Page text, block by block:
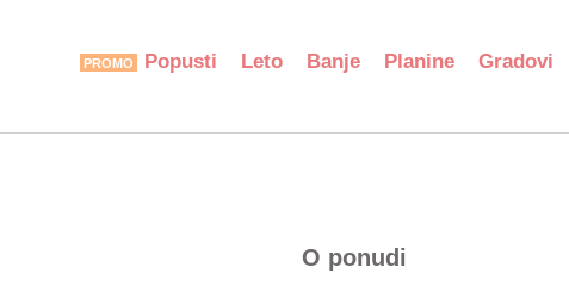
Popusti Leto Banje Planine Gradovi
O ponudi